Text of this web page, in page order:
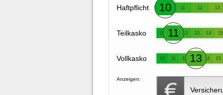
Haftpflicht 10 11 12 13
Teilkasko 10 11 12 13 14 15
Vollkasko 10 11 12 13 14 15
Anzeigen: